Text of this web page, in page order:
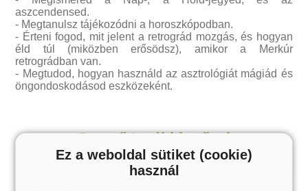
aszcendensed.
- Megtanulsz tájékozódni a horoszkópodban.
- Érteni fogod, mit jelent a retrográd mozgás, és hogyan
éld túl (miközben erősödsz), amikor a Merkúr
retrográdban van.
- Megtudod, hogyan használd az asztrológiát mágiád és
öngondoskodásod eszközeként.
Szerző további művei
Ez a weboldal sütiket (cookie)
használ